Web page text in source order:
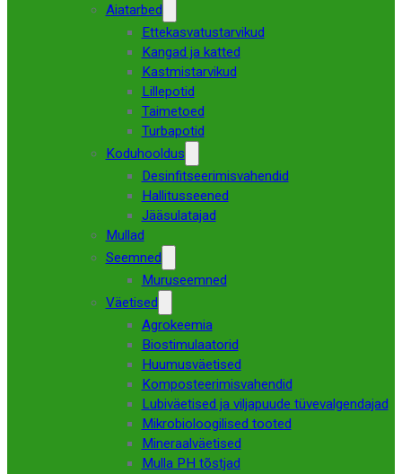
Aiatarbed
Ettekasvatustarvikud
Kangad ja katted
Kastmistarvikud
Lillepotid
Taimetoed
Turbapotid
Koduhooldus
Desinfitseerimisvahendid
Hallitusseened
Jääsulatajad
Mullad
Seemned
Muruseemned
Väetised
Agrokeemia
Biostimulaatorid
Huumusväetised
Komposteerimisvahendid
Lubiväetised ja viljapuude tüvevalgendajad
Mikrobioloogilised tooted
Mineraalväetised
Mulla PH tõstjad